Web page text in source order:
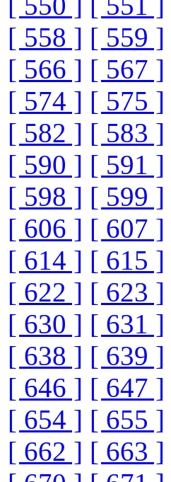
[ 558 ] [ 559 ]
[ 566 ] [ 567 ]
[ 574 ] [ 575 ]
[ 582 ] [ 583 ]
[ 590 ] [ 591 ]
[ 598 ] [ 599 ]
[ 606 ] [ 607 ]
[ 614 ] [ 615 ]
[ 622 ] [ 623 ]
[ 630 ] [ 631 ]
[ 638 ] [ 639 ]
[ 646 ] [ 647 ]
[ 654 ] [ 655 ]
[ 662 ] [ 663 ]